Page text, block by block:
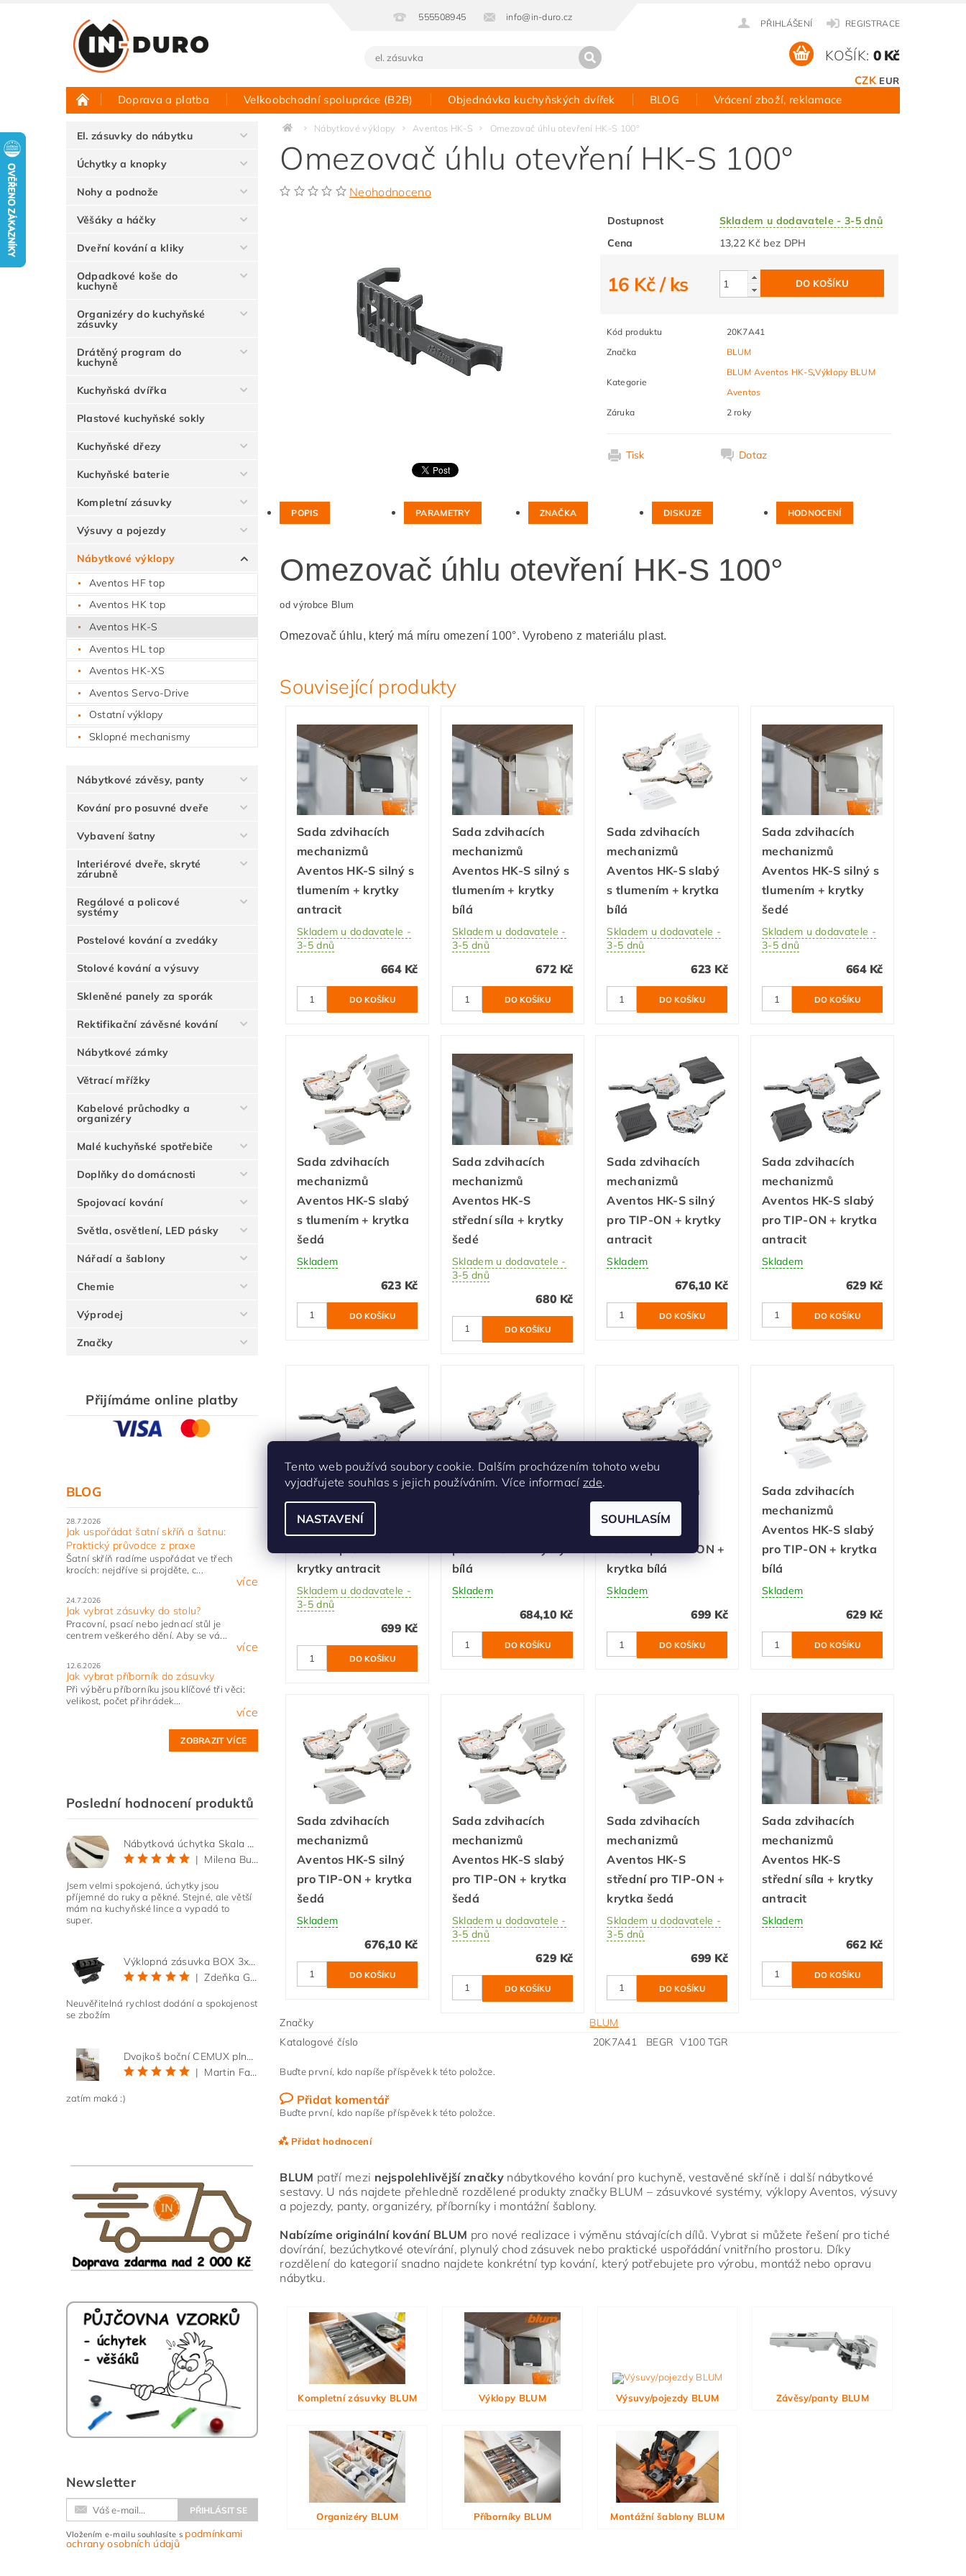
555508945 info@in-duro.cz
PŘIHLÁŠENÍ REGISTRACE
CZK EUR
KOŠÍK: 0 Kč
Doprava a platba Velkoobchodní spolupráce (B2B) Objednávka kuchyňských dvířek BLOG Vrácení zboží, reklamace
Půjčovna vzorků Hodnocení obchodu Kontakt
El. zásuvky do nábytku
Úchytky a knopky
Nohy a podnože
Věšáky a háčky
Dveřní kování a kliky
Odpadkové koše do
kuchyně
Organizéry do kuchyňské
zásuvky
Drátěný program do
kuchyně
Kuchyňská dvířka
Plastové kuchyňské sokly
Kuchyňské dřezy
Kuchyňské baterie
Kompletní zásuvky
Výsuvy a pojezdy
Nábytkové výklopy
Aventos HF top
Aventos HK top
Aventos HK-S
Aventos HL top
Aventos HK-XS
Aventos Servo-Drive
Ostatní výklopy
Sklopné mechanismy
Nábytkové závěsy, panty
Kování pro posuvné dveře
Vybavení šatny
Interiérové dveře, skryté
zárubně
Regálové a policové
systémy
Postelové kování a zvedáky
Stolové kování a výsuvy
Skleněné panely za sporák
Rektifikační závěsné kování
Nábytkové zámky
Větrací mřížky
Kabelové průchodky a
organizéry
Malé kuchyňské spotřebiče
Doplňky do domácnosti
Spojovací kování
Světla, osvětlení, LED pásky
Nářadí a šablony
Chemie
Výprodej
Značky
Přijímáme online platby
BLOG
28.7.2026
Jak uspořádat šatní skříň a šatnu:
Praktický průvodce z praxe
Šatní skříň radíme uspořádat ve třech
krocích: nejdříve si projděte, c...
více
24.7.2026
Jak vybrat zásuvky do stolu?
Pracovní, psací nebo jednací stůl je
centrem veškerého dění. Aby se vá...
více
12.6.2026
Jak vybrat příborník do zásuvky
Při výběru příborníku jsou klíčové tři věci:
velikost, počet přihrádek...
více
ZOBRAZIT VÍCE
Poslední hodnocení produktů
Nábytková úchytka Skala černá matná
|
Milena Bučková
Jsem velmi spokojená, úchytky jsou
příjemné do ruky a pěkné. Stejné, ale větší
mám na kuchyňské lince a vypadá to
super.
Výklopná zásuvka BOX 3x 230V s 3m kabelem - černá
|
Zdeňka Gold
Neuvěřitelná rychlost dodání a spokojenost
se zbožím
Dvojkoš boční CEMUX plné dno 3D, s tlumením antracit 200 mm
|
Martin Faltus
zatím maká :)
Newsletter
Vložením e-mailu souhlasíte s podmínkami
ochrany osobních údajů
Nábytkové výklopy Aventos HK-S Omezovač úhlu otevření HK-S 100°
Omezovač úhlu otevření HK-S 100°
Neohodnoceno
Dostupnost
Skladem u dodavatele - 3-5 dnů
Cena
13,22 Kč bez DPH
16 Kč/ ks
Kód produktu
20K7A41
Značka
BLUM
Kategorie
BLUM Aventos HK-S,Výklopy BLUM
Aventos
Záruka
2 roky
Tisk Dotaz
POPIS PARAMETRY ZNAČKA DISKUZE HODNOCENÍ
Omezovač úhlu otevření HK-S 100°
od výrobce Blum
Omezovač úhlu, který má míru omezení 100°. Vyrobeno z materiálu plast.
Související produkty
Sada zdvihacích
mechanizmů
Aventos HK-S silný s
tlumením + krytky
antracit
Skladem u dodavatele -
3-5 dnů
664 Kč
Sada zdvihacích
mechanizmů
Aventos HK-S silný s
tlumením + krytky
bílá
Skladem u dodavatele -
3-5 dnů
672 Kč
Sada zdvihacích
mechanizmů
Aventos HK-S slabý
s tlumením + krytka
bílá
Skladem u dodavatele -
3-5 dnů
623 Kč
Sada zdvihacích
mechanizmů
Aventos HK-S silný s
tlumením + krytky
šedé
Skladem u dodavatele -
3-5 dnů
664 Kč
Sada zdvihacích
mechanizmů
Aventos HK-S slabý
s tlumením + krytka
šedá
Skladem
623 Kč
Sada zdvihacích
mechanizmů
Aventos HK-S
střední síla + krytky
šedé
Skladem u dodavatele -
3-5 dnů
680 Kč
Sada zdvihacích
mechanizmů
Aventos HK-S silný
pro TIP-ON + krytky
antracit
Skladem
676,10 Kč
Sada zdvihacích
mechanizmů
Aventos HK-S slabý
pro TIP-ON + krytka
antracit
Skladem
629 Kč
Sada zdvihacích
mechanizmů
Aventos HK-S
krytky antracit
Skladem u dodavatele -
3-5 dnů
699 Kč
Sada zdvihacích
bílá
Skladem
684,10 Kč
Sada zdvihacích
mechanizmů
střední pro TIP-ON +
krytka bílá
Skladem
699 Kč
Sada zdvihacích
mechanizmů
Aventos HK-S slabý
pro TIP-ON + krytka
bílá
Skladem
629 Kč
Sada zdvihacích
mechanizmů
Aventos HK-S silný
pro TIP-ON + krytka
šedá
Skladem
676,10 Kč
Sada zdvihacích
mechanizmů
Aventos HK-S slabý
pro TIP-ON + krytka
šedá
Skladem u dodavatele -
3-5 dnů
629 Kč
Sada zdvihacích
mechanizmů
Aventos HK-S
střední pro TIP-ON +
krytka šedá
Skladem u dodavatele -
3-5 dnů
699 Kč
Sada zdvihacích
mechanizmů
Aventos HK-S
střední síla + krytky
antracit
Skladem
662 Kč
Značky
BLUM
Katalogové číslo
20K7A41 BEGR V100 TGR
Buďte první, kdo napíše příspěvek k této položce.
Přidat komentář
Buďte první, kdo napíše příspěvek k této položce.
Přidat hodnocení
Vložením hodnocení souhlasíte s podmínkami ochrany osobních údajů
BLUM patří mezi nejspolehlivější značkynábytkového kování pro kuchyně, vestavěné skříně i další nábytkové
sestavy. U nás najdete přehledně rozdělené produkty značky BLUM – zásuvkové systémy, výklopy Aventos, výsuvy
a pojezdy, panty, organizéry, příborníky i montážní šablony.
Nabízíme originální kování BLUM pro nové realizace i výměnu stávajících dílů. Vybrat si můžete řešení pro tiché
dovírání, bezúchytkové otevírání, plynulý chod zásuvek nebo praktické uspořádání vnitřního prostoru. Díky
rozdělení do kategorií snadno najdete konkrétní typ kování, který potřebujete pro výrobu, montáž nebo opravu
nábytku.
Kompletní zásuvky BLUM Výklopy BLUM Výsuvy/pojezdy BLUM Závěsy/panty BLUM
Organizéry BLUM Příborníky BLUM Montážní šablony BLUM
Tento web používá soubory cookie. Dalším procházením tohoto webu
vyjadřujete souhlas s jejich používáním. Více informací zde.
NASTAVENÍ SOUHLASÍM